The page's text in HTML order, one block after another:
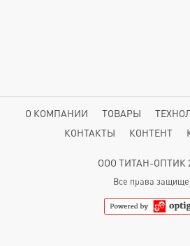
О КОМПАНИИ ТОВАРЫ
КОНТАКТЫ
КОНТЕНТ
ООО ТИТАН-ОПТИК
Все права